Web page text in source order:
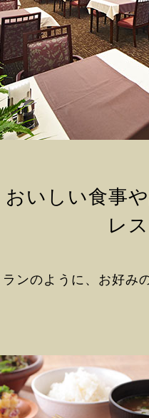
おいしい食事
レ
ンのように、お好み